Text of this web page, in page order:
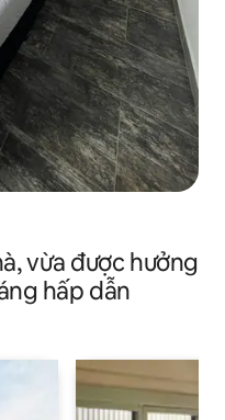
vừa được hưởng
hấp dẫn